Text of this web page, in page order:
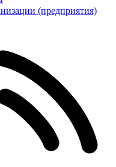
(предприятия)